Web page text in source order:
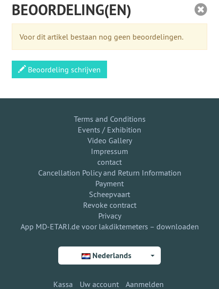
BEOORDELING(EN)
Voor dit artikel bestaan nog geen beoordelingen.
Beoordeling schrijven
Terms and Conditions
Events / Exhibition
Video Gallery
Impressum
contact
Cancellation Policy and Return Information
Payment
Scheepvaart
Revoke contract
Privacy
App MD-ETARI.de voor lakdiktemeters – downloaden
Nederlands
Kassa Uw account Aanmelden